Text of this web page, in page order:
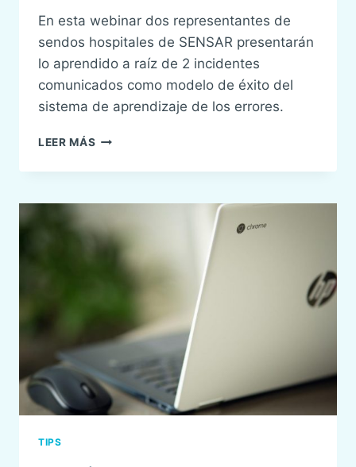
En esta webinar dos representantes de
sendos hospitales de SENSAR presentarán
lo aprendido a raíz de 2 incidentes
comunicados como modelo de éxito del
sistema de aprendizaje de los errores.
LEER MÁS XX
SENSAR:
DE
TIPS